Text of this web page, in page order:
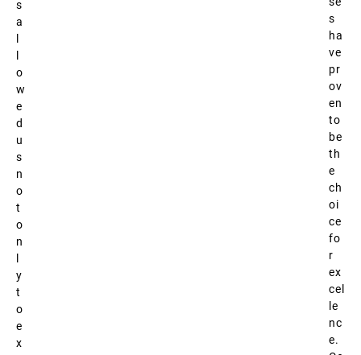
s
a
o
w
e
d
u
s
n
o
t
o
n
y
t
o
e
x
s
ha
ve
pr
ov
en
to
be
th
e
ch
oi
ce
fo
r
ex
cel
le
nc
e.